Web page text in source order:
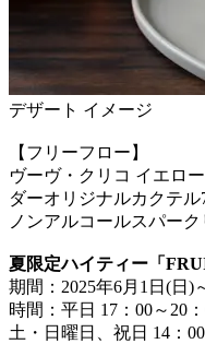
デザート イメージ
【フリーフロー】
ヴーヴ・クリコ イエロ
ダーオリジナルカクテル
ノンアルコールスパー
夏限定ハイティー「
期間：2025年6月1日(日)
時間：平日 17：00～20
土・日曜日、祝日 14：